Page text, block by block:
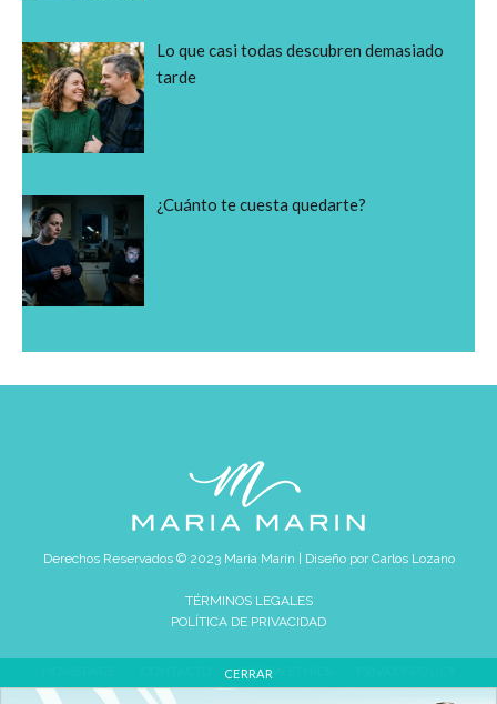
Lo que casi todas descubren demasiado
tarde
¿Cuánto te cuesta quedarte?
Derechos Reservados © 2023 María Marín | Diseño porCarlos Lozano
TÉRMINOS LEGALES
POLÍTICA DE PRIVACIDAD
REVIEW ETHICS
CERRAR